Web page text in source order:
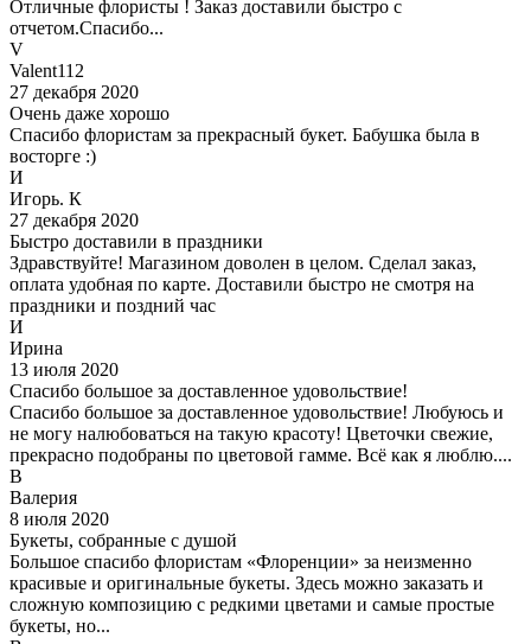
Отличные флористы ! Заказ доставили быстро с
отчетом.Спасибо...
V
Valent112
27 декабря 2020
Очень даже хорошо
Спасибо флористам за прекрасный букет. Бабушка была в
восторге :)
И
Игорь. К
27 декабря 2020
Быстро доставили в праздники
Здравствуйте! Магазином доволен в целом. Сделал заказ,
оплата удобная по карте. Доставили быстро не смотря на
праздники и поздний час
И
Ирина
13 июля 2020
Спасибо большое за доставленное удовольствие!
Спасибо большое за доставленное удовольствие! Любуюсь и
не могу налюбоваться на такую красоту! Цветочки свежие,
прекрасно подобраны по цветовой гамме. Всё как я люблю....
В
Валерия
8 июля 2020
Букеты, собранные с душой
Большое спасибо флористам «Флоренции» за неизменно
красивые и оригинальные букеты. Здесь можно заказать и
сложную композицию с редкими цветами и самые простые
букеты, но...